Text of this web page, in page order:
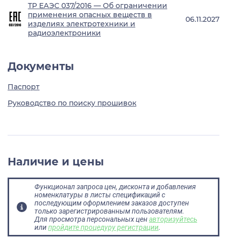
ТР ЕАЭС 037/2016 — Об ограничении
применения опасных веществ в
изделиях электротехники и
радиоэлектроники
06.11.2027
Документы
Паспорт
Руководство по поиску прошивок
Наличие и цены
Функционал запроса цен, дисконта и добавления
номенклатуры в листы спецификаций с
последующим оформлением заказов доступен
только зарегистрированным пользователям.
Для просмотра персональных ценавторизуйтесь
илипройдите процедуру регистрации.